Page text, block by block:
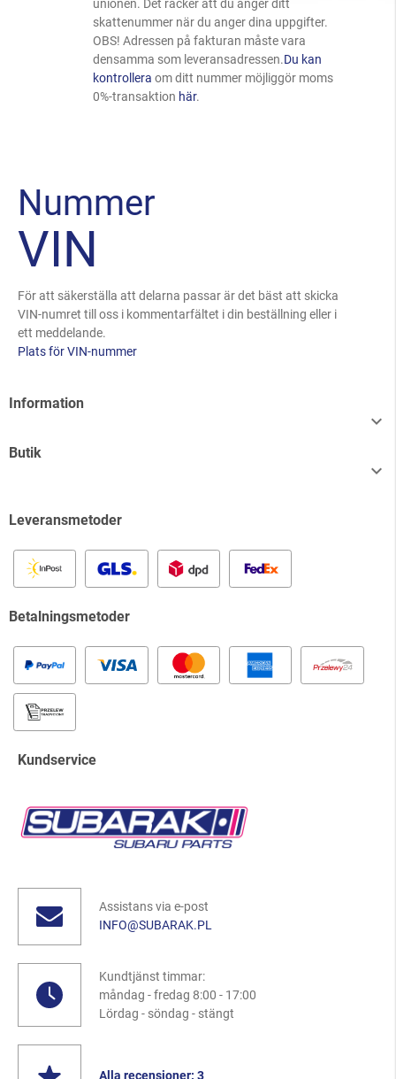
unionen. Det räcker att du anger ditt
skattenummer när du anger dina uppgifter.
OBS! Adressen på fakturan måste vara
densamma som leveransadressen.Du kan
kontrollera om ditt nummer möjliggör moms
0%-transaktion här.
Nummer
VIN
För att säkerställa att delarna passar är det bäst att skicka
VIN-numret till oss i kommentarfältet i din beställning eller i
ett meddelande.
Plats för VIN-nummer
Information

Butik

Leveransmetoder
Betalningsmetoder
Kundservice
Assistans via e-post
INFO@SUBARAK.PL
Kundtjänst timmar:
måndag - fredag 8:00 - 17:00
Lördag - söndag - stängt
Alla recensioner: 3